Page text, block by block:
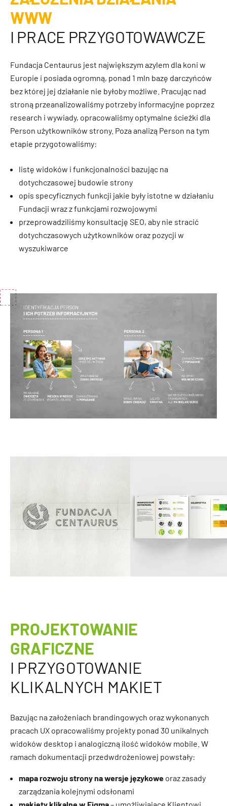
WWW
I PRACE PRZYGOTOWAWCZE
Fundacja Centaurus jest największym azylem dla koni w
Europie i posiada ogromną, ponad 1 mln bazę darczyńców
bez której jej działanie nie byłoby możliwe. Pracując nad
stroną przeanalizowaliśmy potrzeby informacyjne poprzez
research i wywiady, opracowaliśmy optymalne ścieżki dla
Person użytkowników strony. Poza analizą Person na tym
etapie przygotowaliśmy:
listę widoków i funkcjonalności bazując na
dotychczasowej budowie strony
opis specyficznych funkcji jakie były istotne w działaniu
Fundacji wraz z funkcjami rozwojowymi
przeprowadziliśmy konsultację SEO, aby nie stracić
dotychczasowych użytkowników oraz pozycji w
wyszukiwarce
PROJEKTOWANIE
GRAFICZNE
I PRZYGOTOWANIE
KLIKALNYCH MAKIET
Bazując na założeniach brandingowych oraz wykonanych
pracach UX opracowaliśmy projekty ponad 30 unikalnych
widoków desktop i analogiczną ilość widoków mobile. W
ramach dokumentacji przedwdrożeniowej powstały:
mapa rozwoju strony na wersje językowe oraz zasady
zarządzania kolejnymi odsłonami